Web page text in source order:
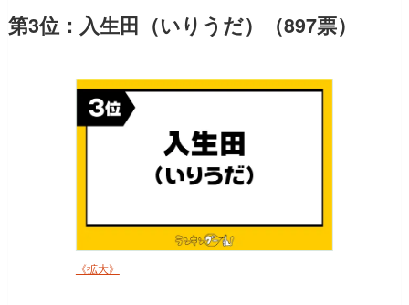
第3位：入生田（いりうだ）（897票）
《拡大》